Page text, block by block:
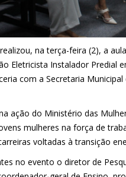
na terça-feira (2), a
Eletricista Instalador Predial
com a Secretaria
ação do Ministério das
mulheres na força de
voltadas à transição
no evento o diretor de